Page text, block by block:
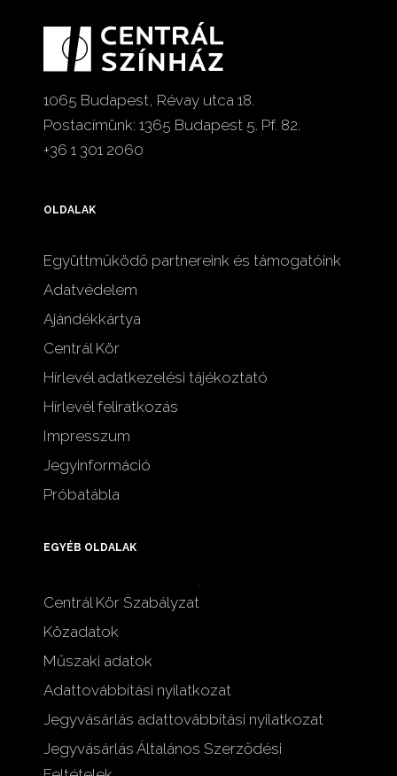
1065 Budapest, Révay utca 18.
Postacímünk: 1365 Budapest 5. Pf. 82.
+36 1 301 2060
OLDALAK
Együttműködő partnereink és támogatóink
Adatvédelem
Ajándékkártya
Centrál Kör
Hírlevél adatkezelési tájékoztató
Hírlevél feliratkozás
Impresszum
Jegyinformáció
Próbatábla
EGYÉB OLDALAK
Centrál Kör Szabályzat
Közadatok
Műszaki adatok
Adattovábbítási nyilatkozat
Jegyvásárlás adattovábbítási nyilatkozat
Jegyvásárlás Általános Szerződési